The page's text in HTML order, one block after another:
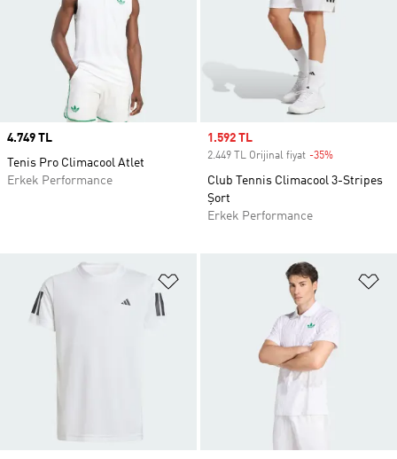
Price
4.749 TL
Tenis Pro Climacool Atlet
Erkek Performance
Sale price
1.592 TL
2.449 TL Orijinal fiyat -35%
Club Tennis Climacool 3-Stripes
Şort
Erkek Performance
Favori Listesine Ekle